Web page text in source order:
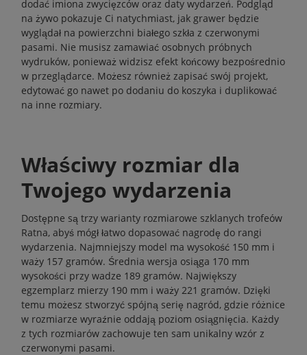
dodać imiona zwycięzców oraz daty wydarzeń. Podgląd
na żywo pokazuje Ci natychmiast, jak grawer będzie
wyglądał na powierzchni białego szkła z czerwonymi
pasami. Nie musisz zamawiać osobnych próbnych
wydruków, ponieważ widzisz efekt końcowy bezpośrednio
w przeglądarce. Możesz również zapisać swój projekt,
edytować go nawet po dodaniu do koszyka i duplikować
na inne rozmiary.
Właściwy rozmiar dla
Twojego wydarzenia
Dostępne są trzy warianty rozmiarowe szklanych trofeów
Ratna, abyś mógł łatwo dopasować nagrodę do rangi
wydarzenia. Najmniejszy model ma wysokość 150 mm i
waży 157 gramów. Średnia wersja osiąga 170 mm
wysokości przy wadze 189 gramów. Największy
egzemplarz mierzy 190 mm i waży 221 gramów. Dzięki
temu możesz stworzyć spójną serię nagród, gdzie różnice
w rozmiarze wyraźnie oddają poziom osiągnięcia. Każdy
z tych rozmiarów zachowuje ten sam unikalny wzór z
czerwonymi pasami.